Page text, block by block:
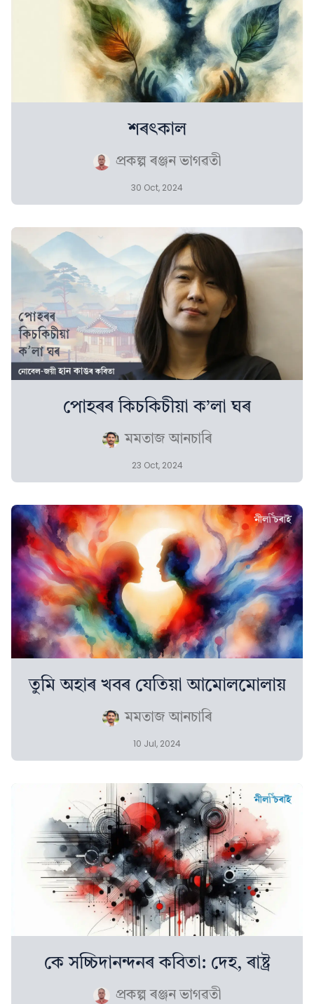
শৰৎকাল
প্ৰকল্প ৰঞ্জন ভাগৱতী
30 Oct, 2024
পোহৰৰ কিচকিচীয়া ক’লা ঘৰ
মমতাজ আনচাৰি
23 Oct, 2024
তুমি অহাৰ খবৰ যেতিয়া আমোলমোলায়
মমতাজ আনচাৰি
10 Jul, 2024
কে সচ্চিদানন্দনৰ কবিতা: দেহ, ৰাষ্ট্ৰ
প্ৰকল্প ৰঞ্জন ভাগৱতী